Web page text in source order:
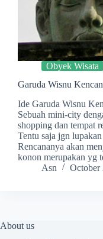
Obyek Wisata
Garuda Wisnu
Ide Garuda Wisnu
Sebuah mini-city
shopping dan tempat
Tentu saja jgn
Rencananya akan
konon merupakan
Asn
October
About us